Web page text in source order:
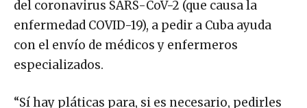
del coronavirus SARS-CoV-2 (que causa la
enfermedad COVID-19), a pedir a Cuba ayuda
con el envío de médicos y enfermeros
especializados.
“Sí hay pláticas para, si es necesario, pedirles